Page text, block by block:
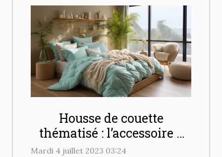
Housse de couette
thématisé : l’accessoire à
avoir chez vous
Mardi 4 juillet 2023 03:24